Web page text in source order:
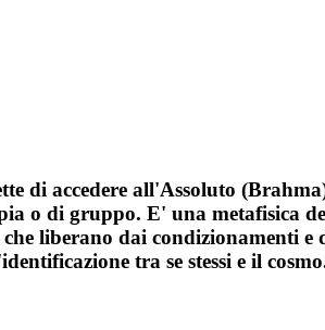
di accedere all'Assoluto
o di gruppo. E' una metafisica
liberano dai condizionamenti e
tra se stessi e il